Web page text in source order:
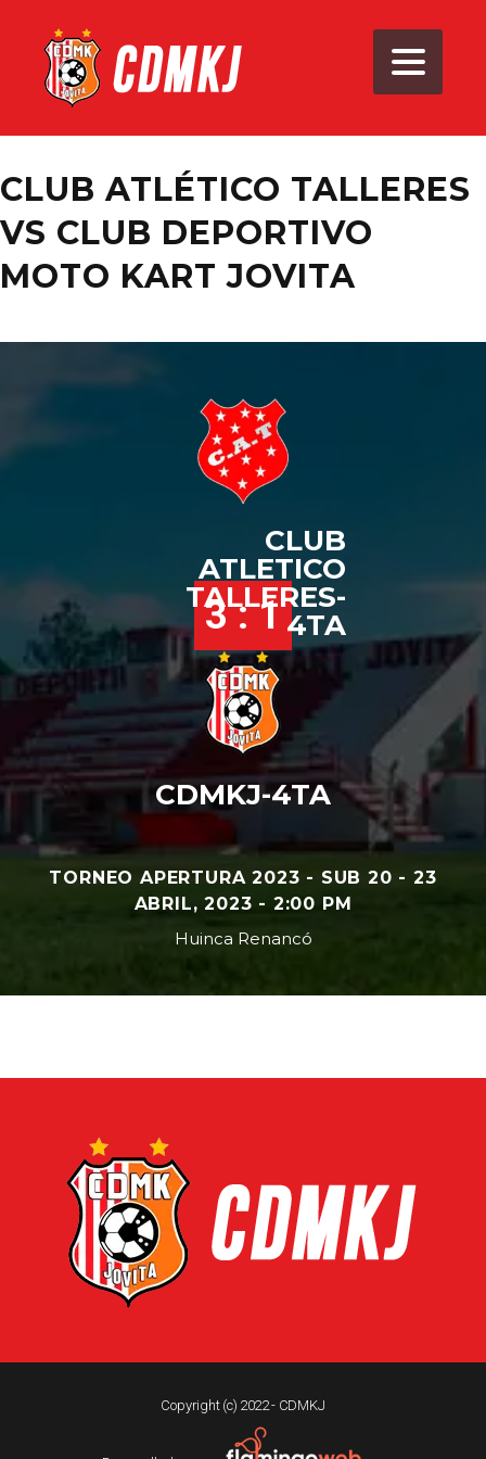
CLUB ATLÉTICO TALLERES
VS CLUB DEPORTIVO
MOTO KART JOVITA
CLUB
ATLETICO
TALLERES-
4TA
3 : 1
CDMKJ-4TA
TORNEO APERTURA 2023 - SUB 20 - 23
ABRIL, 2023 - 2:00 PM
Huinca Renancó
Copyright (c) 2022 - CDMKJ